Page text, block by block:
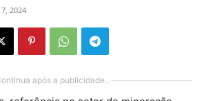
2024
após a publicidade..